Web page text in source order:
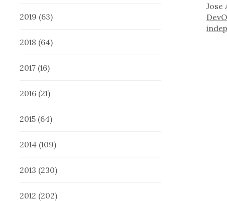
2019 (63)
2018 (64)
2017 (16)
2016 (21)
2015 (64)
2014 (109)
2013 (230)
2012 (202)
Jose